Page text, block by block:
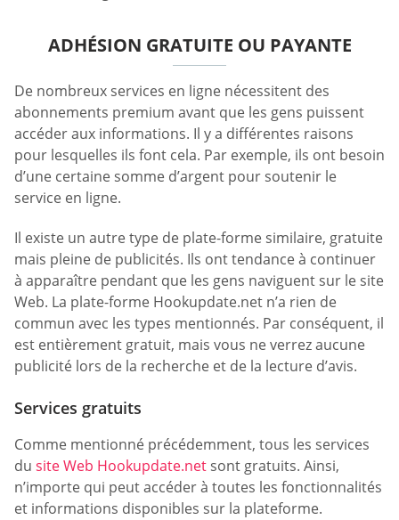
ADHÉSION GRATUITE OU PAYANTE
De nombreux services en ligne nécessitent des
abonnements premium avant que les gens puissent
accéder aux informations. Il y a différentes raisons
pour lesquelles ils font cela. Par exemple, ils ont besoin
d’une certaine somme d’argent pour soutenir le
service en ligne.
Il existe un autre type de plate-forme similaire, gratuite
mais pleine de publicités. Ils ont tendance à continuer
à apparaître pendant que les gens naviguent sur le site
Web. La plate-forme Hookupdate.net n’a rien de
commun avec les types mentionnés. Par conséquent, il
est entièrement gratuit, mais vous ne verrez aucune
publicité lors de la recherche et de la lecture d’avis.
Services gratuits
Comme mentionné précédemment, tous les services
du site Web Hookupdate.net sont gratuits. Ainsi,
n’importe qui peut accéder à toutes les fonctionnalités
et informations disponibles sur la plateforme.